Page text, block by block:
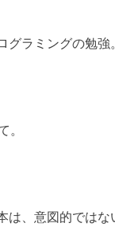
ラミングの勉強。
。
、意図的ではな